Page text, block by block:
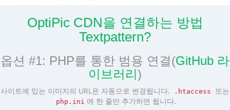
OptiPic CDN을 연결하는 방법
Textpattern?
옵션 #1: PHP를 통한 범용 연결(GitHub 라
이브러리)
사이트에 있는 이미지의 URL은 자동으로 변경됩니다. .htaccess 또는
php.ini 에 한 줄만 추가하면 됩니다.